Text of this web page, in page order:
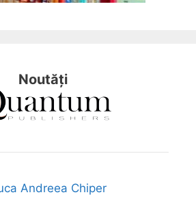
Noutăți
Andreea Chiper